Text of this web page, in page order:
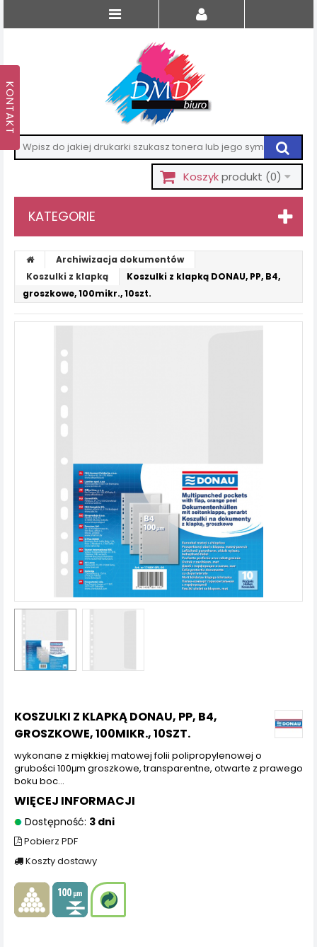
Koszykprodukt (0)
KATEGORIE
Archiwizacja dokumentów
Koszulki z klapką
Koszulki z klapką DONAU, PP, B4,
groszkowe, 100mikr., 10szt.
KOSZULKI Z KLAPKĄ DONAU, PP, B4,
GROSZKOWE, 100MIKR., 10SZT.
wykonane z miękkiej matowej folii polipropylenowej o
grubości 100μm groszkowe, transparentne, otwarte z prawego
boku boc...
WIĘCEJ INFORMACJI
Dostępność: 3 dni
Pobierz PDF
Koszty dostawy